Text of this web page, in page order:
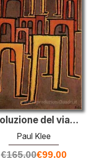
Rivoluzione del viadotto
Paul Klee
€165.00€99.00